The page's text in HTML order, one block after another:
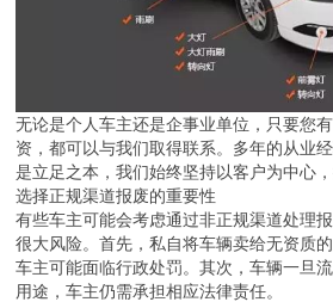
无论是个人车主还是企事业单位，只要您
资，都可以与我们取得联系。多年的从业
是立足之本，我们始终坚持以客户为中心
选择正规渠道报废的重要性
有些车主可能会考虑通过非正规渠道处理
很大风险。首先，私自将车辆卖给无资质
车主可能面临行政处罚。其次，车辆一旦
用途，车主仍需承担相应法律责任。